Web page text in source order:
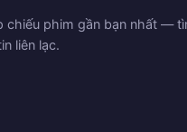
chiếu phim gần bạn nhất —
liên lạc.